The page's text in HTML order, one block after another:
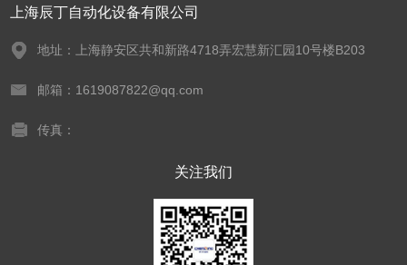
上海辰丁自动化设备有限公司
地址：上海静安区共和新路4718弄宏慧新汇园10号楼B203
邮箱：1619087822@qq.com
传真：
关注我们